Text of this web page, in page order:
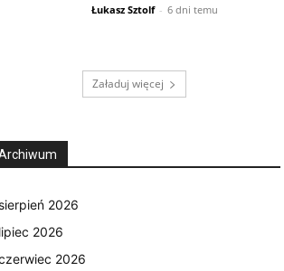
Łukasz Sztolf - 6 dni temu
Załaduj więcej
sierpień 2026
lipiec 2026
2026